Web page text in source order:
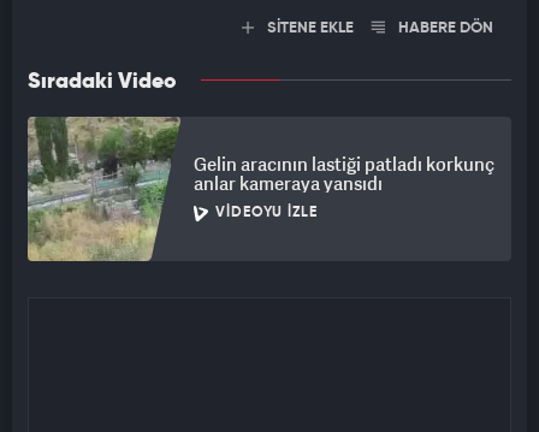
SİTENE EKLE HABERE DÖN
Sıradaki Video
Gelin aracının lastiği patladı korkunç
anlar kameraya yansıdı
VIDEOYU İZLE